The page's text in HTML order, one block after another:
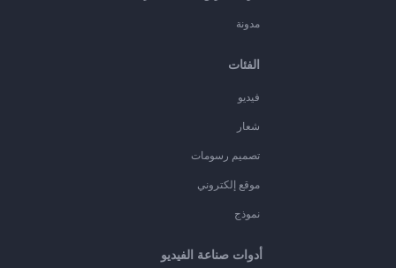
مدونة
الفئات
فيديو
شعار
تصميم رسومات
موقع إلكتروني
نموذج
أدوات صناعة الفيديو